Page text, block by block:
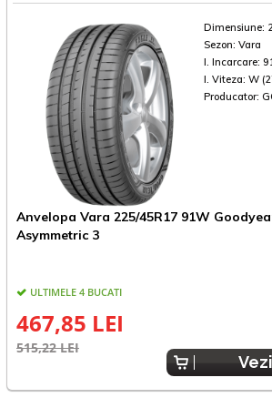
Dimensiune:
Sezon: Vara
I. Incarcare:
I. Viteza: W
Producator:
Anvelopa Vara 225/45R17 91W
Asymmetric 3
ULTIMELE 4 BUCATI
467,85 LEI
515,22 LEI